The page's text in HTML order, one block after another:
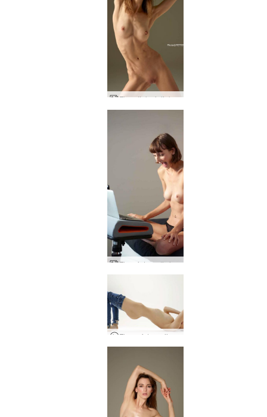
Flora tinka ir linksma
Flora internetinės kameros veiksmas